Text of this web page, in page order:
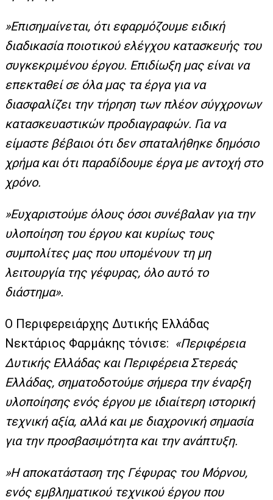
»Επισημαίνεται, ότι εφαρμόζουμε ειδική
διαδικασία ποιοτικού ελέγχου κατασκευής του
συγκεκριμένου έργου. Επιδίωξη μας είναι να
επεκταθεί σε όλα μας τα έργα για να
διασφαλίζει την τήρηση των πλέον σύγχρονων
κατασκευαστικών προδιαγραφών. Για να
είμαστε βέβαιοι ότι δεν σπαταλήθηκε δημόσιο
χρήμα και ότι παραδίδουμε έργα με αντοχή στο
χρόνο.
»Ευχαριστούμε όλους όσοι συνέβαλαν για την
υλοποίηση του έργου και κυρίως τους
συμπολίτες μας που υπομένουν τη μη
λειτουργία της γέφυρας, όλο αυτό το
διάστημα».
Ο Περιφερειάρχης Δυτικής Ελλάδας
Νεκτάριος Φαρμάκης τόνισε: «Περιφέρεια
Δυτικής Ελλάδας και Περιφέρεια Στερεάς
Ελλάδας, σηματοδοτούμε σήμερα την έναρξη
υλοποίησης ενός έργου με ιδιαίτερη ιστορική
τεχνική αξία, αλλά και με διαχρονική σημασία
για την προσβασιμότητα και την ανάπτυξη.
»Η αποκατάσταση της Γέφυρας του Μόρνου,
ενός εμβληματικού τεχνικού έργου που